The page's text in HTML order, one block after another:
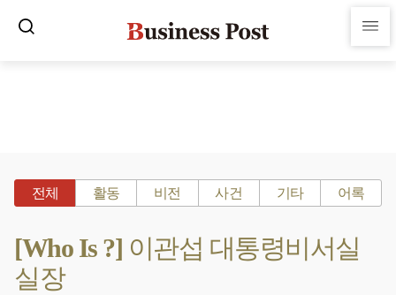
전체 활동 비전 사건 기타 어록
[Who Is ?] 이관섭 대통령비서실
실장